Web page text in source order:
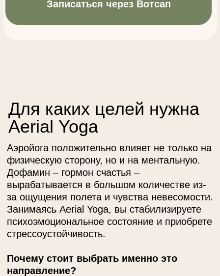
психоэмоциональное состояние и приобрете
стрессоустойчивость.
упражнениям уходит напряжение,
скованность в движениях,
корректируется осанка.
Облегчение мышечной боли.
Массирование валиком позволяет
расслабить тело и снять мышечное
напряжение.
мышцы двигаются более свободно.
Повышение тонуса кожи.
с давлением разгоняют лимфу,
ускоряют кровоток и убирают лишнюю
воду.